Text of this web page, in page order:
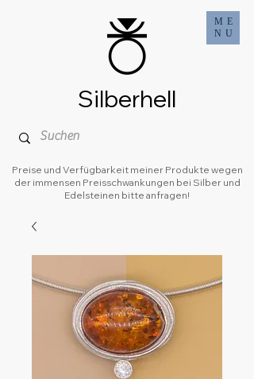
ME
NU
Preise und Verfügbarkeit meiner Produkte wegen
der immensen Preisschwankungen bei Silber und
Edelsteinen bitte anfragen!
Silberhell